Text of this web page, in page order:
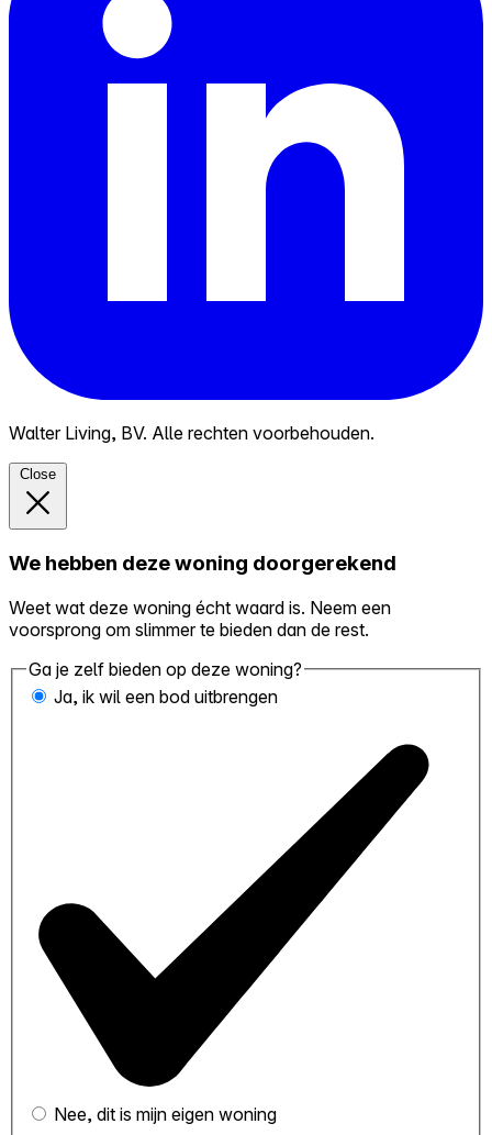
Walter Living, BV. Alle rechten voorbehouden.
Close
We hebben deze woning doorgerekend
Weet wat deze woning écht waard is. Neem een
voorsprong om slimmer te bieden dan de rest.
Ga je zelf bieden op deze woning?
Ja, ik wil een bod uitbrengen
Nee, dit is mijn eigen woning